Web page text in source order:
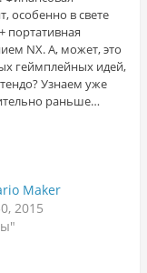
особенно в свете
портативная
NX. А, может, это
геймплейных идей,
Узнаем уже
раньше…
Maker
2015